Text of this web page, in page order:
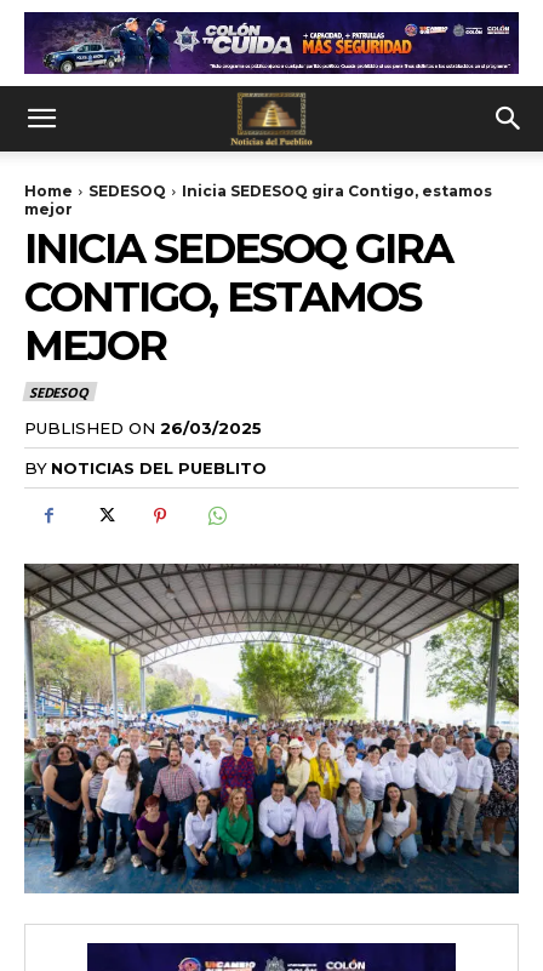
Home SEDESOQ
Inicia SEDESOQ gira Contigo, estamos
mejor
INICIA SEDESOQ GIRA
CONTIGO, ESTAMOS
MEJOR
SEDESOQ
PUBLISHED ON 26/03/2025
BY NOTICIAS DEL PUEBLITO